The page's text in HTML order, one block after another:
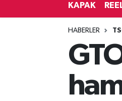
KAPAK
HABERLER
BİLİŞİM PANO